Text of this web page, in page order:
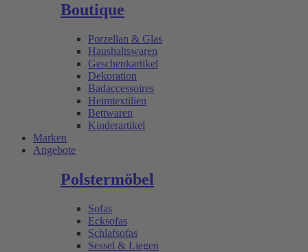
Boutique
Porzellan & Glas
Haushaltswaren
Geschenkartikel
Dekoration
Badaccessoires
Heimtextilien
Bettwaren
Kinderartikel
Marken
Angebote
Polstermöbel
Sofas
Ecksofas
Schlafsofas
Sessel & Liegen